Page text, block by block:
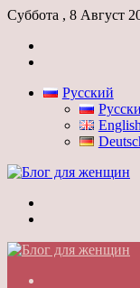
Суббота , 8 Август
Русский
English